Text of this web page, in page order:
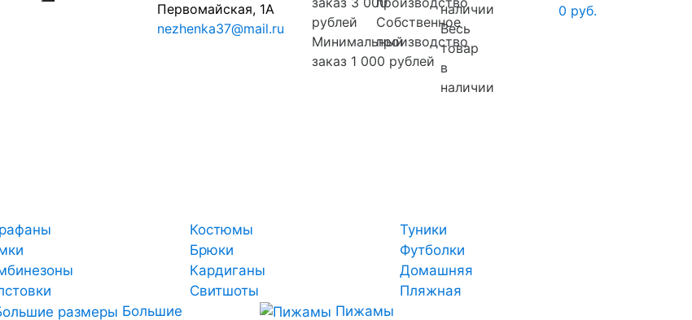
Первомайская, 1А
nezhenka37@mail.ru
Минимальный
заказ 1 000 рублей
Собственное
производство
Весь
товар
в
наличии
0 руб.
Костюмы
Туники
Брюки
Футболки
Кардиганы
Домашняя
Свитшоты
Пляжная
Большие
Пижамы